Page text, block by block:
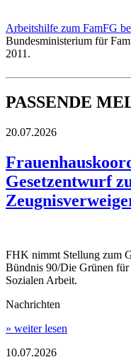
Arbeitshilfe zum FamFG
Bundesministerium für
2011.
PASSENDE
20.07.2026
Gesetzentwurf
FHK nimmt Stellung zum
Bündnis 90/Die Grünen
Sozialen Arbeit.
Nachrichten
» weiter lesen
10.07.2026